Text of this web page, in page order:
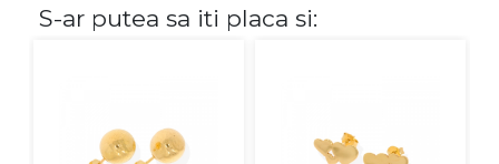
S-ar putea sa iti placa si: